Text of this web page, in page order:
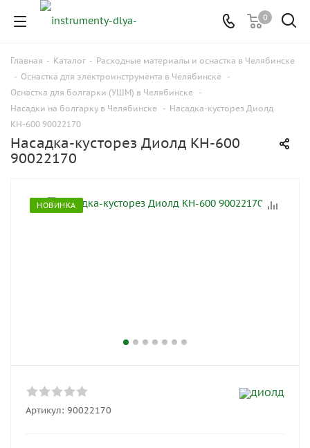
0
Главная - Каталог - Расходные материалы и оснастка в Челябинске
- Оснастка для электроинструмента в Челябинске -
Оснастка для болгарки (УШМ) в Челябинске -
Насадки на болгарку в Челябинске - Насадка-кусторез Диолд
КН-600 90022170
Насадка-кусторез Диолд КН-600
90022170
НОВИНКА
Артикул: 90022170